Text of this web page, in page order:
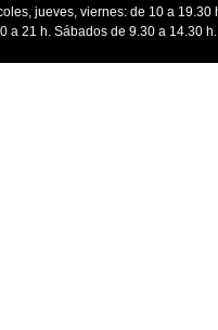
jueves, viernes: de 10 a 19.30
a 21 h. Sábados de 9.30 a 14.30 h.